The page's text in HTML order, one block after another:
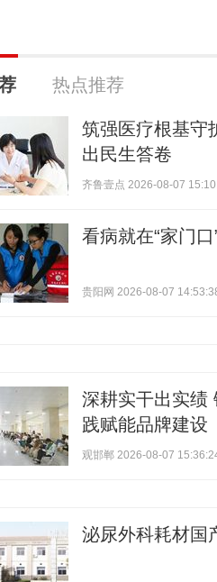
热点推荐
筑强医疗根基守
出民生答卷
齐鲁壹点 2026-08-07
看病就在“家门
贵阳网 2026-08-07
深耕实干出实
践赋能品牌建设
观邯郸 2026-08-07
泌尿外科耗材国